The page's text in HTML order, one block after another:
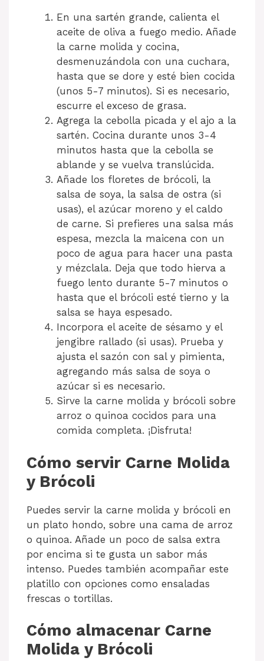
En una sartén grande, calienta el
aceite de oliva a fuego medio. Añade
la carne molida y cocina,
desmenuzándola con una cuchara,
hasta que se dore y esté bien cocida
(unos 5-7 minutos). Si es necesario,
escurre el exceso de grasa.
Agrega la cebolla picada y el ajo a la
sartén. Cocina durante unos 3-4
minutos hasta que la cebolla se
ablande y se vuelva translúcida.
Añade los floretes de brócoli, la
salsa de soya, la salsa de ostra (si
usas), el azúcar moreno y el caldo
de carne. Si prefieres una salsa más
espesa, mezcla la maicena con un
poco de agua para hacer una pasta
y mézclala. Deja que todo hierva a
fuego lento durante 5-7 minutos o
hasta que el brócoli esté tierno y la
salsa se haya espesado.
Incorpora el aceite de sésamo y el
jengibre rallado (si usas). Prueba y
ajusta el sazón con sal y pimienta,
agregando más salsa de soya o
azúcar si es necesario.
Sirve la carne molida y brócoli sobre
arroz o quinoa cocidos para una
comida completa. ¡Disfruta!
Cómo servir Carne Molida
y Brócoli
Puedes servir la carne molida y brócoli en
un plato hondo, sobre una cama de arroz
o quinoa. Añade un poco de salsa extra
por encima si te gusta un sabor más
intenso. Puedes también acompañar este
platillo con opciones como ensaladas
frescas o tortillas.
Cómo almacenar Carne
Molida y Brócoli